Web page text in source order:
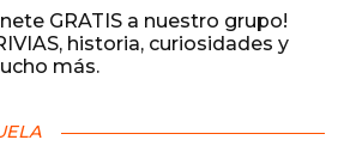
GRATIS a nuestro grupo!
historia, curiosidades y
más.